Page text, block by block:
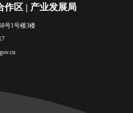
作区 | 产业发展局
号1号楼3楼